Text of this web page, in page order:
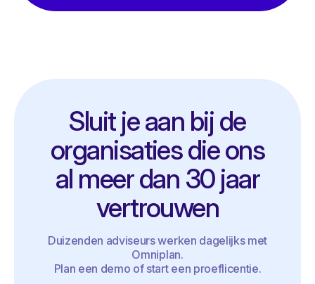
Sluit je aan bij de
organisaties die ons
al meer dan 30 jaar
vertrouwen
Duizenden adviseurs werken dagelijks met
Omniplan.
Plan een demo of start een proeflicentie.